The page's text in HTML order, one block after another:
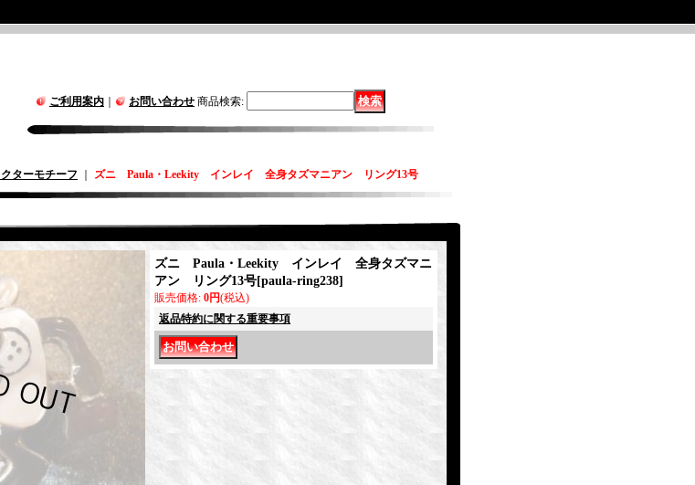
ご利用案内 お問い合わせ 商品検索:
ターモチーフ ズニ Paula・Leekity インレイ 全身タズマニアン リング13号
ズニ Paula・Leekity インレイ 全身タズマニ
アン リング13号[paula-ring238]
販売価格: 0円(税込)
返品特約に関する重要事項